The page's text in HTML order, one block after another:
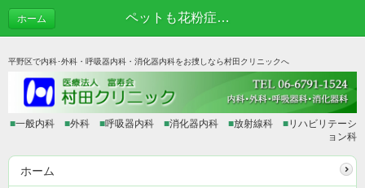
ペットも花粉症に | あれこれブログ
ホーム
平野区で内科･外科・呼吸器内科・消化器内科をお捜しなら村田クリニックへ
■一般内科 ■外科 ■呼吸器内科 ■消化器内科 ■放射線科 ■リハビリテーシ
ョン科
ホーム